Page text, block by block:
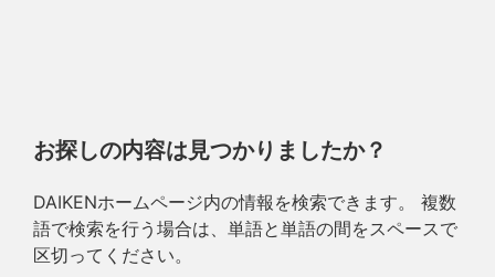
お探しの内容は見つかりましたか？
DAIKENホームページ内の情報を検索できます。 複数
語で検索を行う場合は、単語と単語の間をスペースで
区切ってください。